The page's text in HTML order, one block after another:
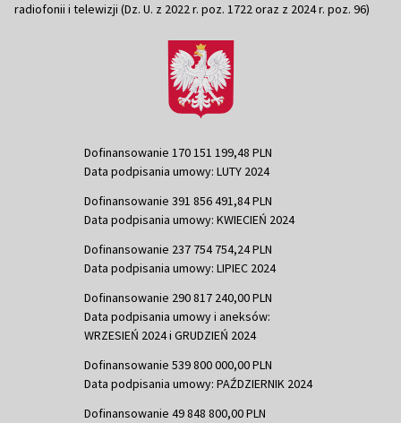
radiofonii i telewizji (Dz. U. z 2022 r. poz. 1722 oraz z 2024 r. poz. 96)
Dofinansowanie 170 151 199,48 PLN
Data podpisania umowy: LUTY 2024
Dofinansowanie 391 856 491,84 PLN
Data podpisania umowy: KWIECIEŃ 2024
Dofinansowanie 237 754 754,24 PLN
Data podpisania umowy: LIPIEC 2024
Dofinansowanie 290 817 240,00 PLN
Data podpisania umowy i aneksów:
WRZESIEŃ 2024 i GRUDZIEŃ 2024
Dofinansowanie 539 800 000,00 PLN
Data podpisania umowy: PAŹDZIERNIK 2024
Dofinansowanie 49 848 800,00 PLN